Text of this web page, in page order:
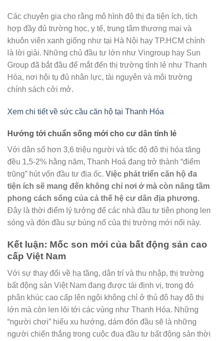
Các chuyên gia cho rằng mô hình đô thị đa tiện ích, tích
hợp đầy đủ trường học, y tế, trung tâm thương mại và
khuôn viên xanh giống như tại Hà Nội hay TP.HCM chính
là lời giải. Những chủ đầu tư lớn như Vingroup hay Sun
Group đã bắt đầu để mắt đến thị trường tỉnh lẻ như Thanh
Hóa, nơi hội tụ đủ nhân lực, tài nguyên và môi trường
chính sách cởi mở.
Xem chi tiết về sức cầu căn hộ tại Thanh Hóa
Hướng tới chuẩn sống mới cho cư dân tỉnh lẻ
Với dân số hơn 3,6 triệu người và tốc độ đô thị hóa tăng
đều 1,5-2% hằng năm, Thanh Hoá đang trở thành “điểm
trũng” hút vốn đầu tư địa ốc. Việc phát triển căn hộ đa
tiện ích sẽ mang đến không chỉ nơi ở mà còn nâng tầm
phong cách sống của cả thế hệ cư dân địa phương.
Đây là thời điểm lý tưởng để các nhà đầu tư tiên phong len
sóng và đón đầu sự bùng nổ của thị trường mới nổi này.
Kết luận: Mốc son mới của bất động sản cao
cấp Việt Nam
Với sự thay đổi về hạ tầng, dân trí và thu nhập, thị trường
bất động sản Việt Nam đang được tái định vị, trong đó
phân khúc cao cấp lên ngôi không chỉ ở thủ đô hay đô thị
lớn mà còn len lõi tới các vùng như Thanh Hóa. Những
“người chơi” hiểu xu hướng, dám đón đầu sẽ là những
người chiến thắng trong cuộc đua đầu tư bất động sản thời